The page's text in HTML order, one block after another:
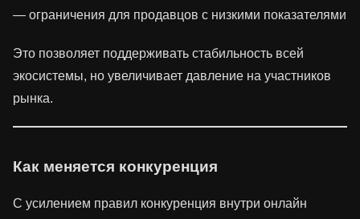
— ограничения для продавцов с низкими показателями
Это позволяет поддерживать стабильность всей
экосистемы, но увеличивает давление на участников
рынка.
Как меняется конкуренция
С усилением правил конкуренция внутри онлайн